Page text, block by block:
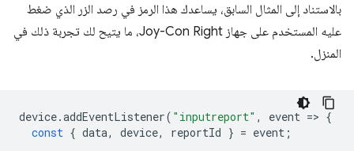
بالاستناد إلى المثال السابق، يساعدك هذا الرمز في رصد الزر الذي ضغط
عليه المستخدم على جهاز Joy-Con Right، ما يتيح لك تجربة ذلك في
المنزل.
device.addEventListener( "inputreport" , event => {
const { data, device, reportId } = event ;